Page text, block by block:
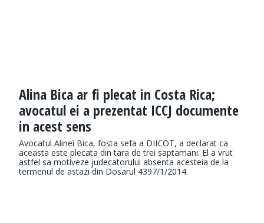
Alina Bica ar fi plecat in Costa Rica;
avocatul ei a prezentat ICCJ documente
in acest sens
Avocatul Alinei Bica, fosta sefa a DIICOT, a declarat ca
aceasta este plecata din tara de trei saptamani. El a vrut
astfel sa motiveze judecatorului absenta acesteia de la
termenul de astazi din Dosarul 4397/1/2014.